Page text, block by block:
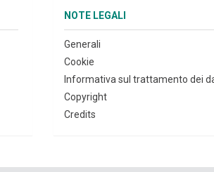
NOTE LEGALI
Generali
Cookie
Informativa sul trattamento dei
Copyright
Credits